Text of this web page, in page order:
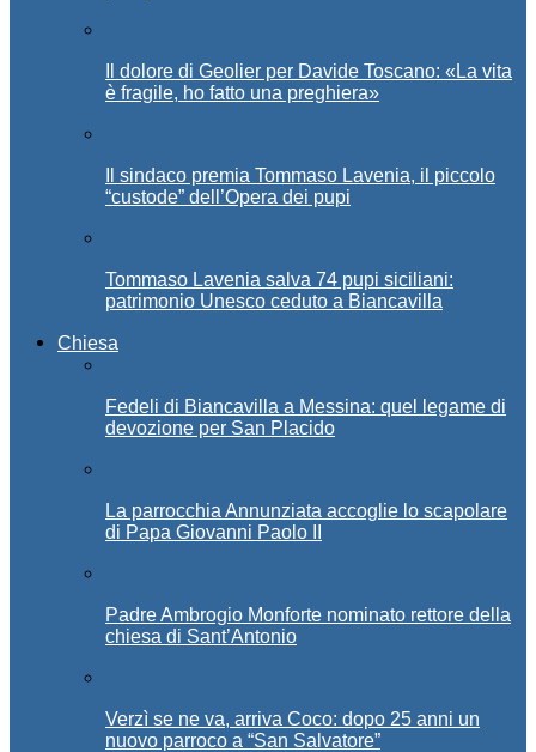
Il dolore di Geolier per Davide Toscano: «La vita
è fragile, ho fatto una preghiera»
Il sindaco premia Tommaso Lavenia, il piccolo
“custode” dell’Opera dei pupi
Tommaso Lavenia salva 74 pupi siciliani:
patrimonio Unesco ceduto a Biancavilla
Chiesa
Fedeli di Biancavilla a Messina: quel legame di
devozione per San Placido
La parrocchia Annunziata accoglie lo scapolare
di Papa Giovanni Paolo II
Padre Ambrogio Monforte nominato rettore della
chiesa di Sant’Antonio
Verzì se ne va, arriva Coco: dopo 25 anni un
nuovo parroco a “San Salvatore”